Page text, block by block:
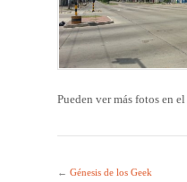
Pueden ver más fotos en el
← Génesis de los Geek